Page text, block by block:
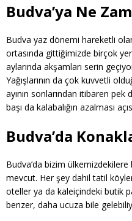
Budva’ya Ne
Budva yaz dönemi hareketli
ortasında gittiğimizde birçok
aylarında akşamları serin
Yağışlarının da çok kuvvetli
ayının sonlarından itibaren
başı da kalabalığın azalması
Budva’da
Budva’da bizim
mevcut. Her şey dahil tatil
oteller ya da kaleiçindeki butik
benzer, daha ucuza bile